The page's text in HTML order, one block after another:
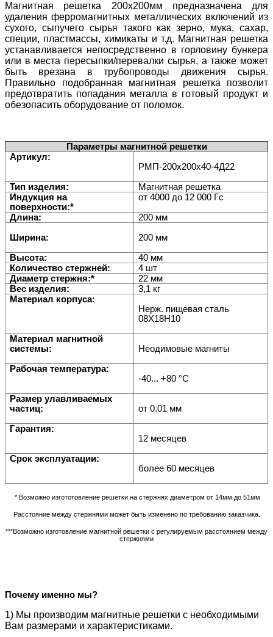
Магнитная решетка 200х200мм предназначена для
удаления ферромагнитных металлических включений из
сухого, сыпучего сырья такого как зерно, мука, сахар,
специи, пластмассы, химикаты и т.д. Магнитная решетка
устанавливается непосредственно в горловину бункера
или в места пересыпки/перевалки сырья, а также может
быть врезана в трубопроводы движения сырья.
Правильно подобранная магнитная решетка позволит
предотвратить попадания металла в готовый продукт и
обезопасить оборудование от поломок.
Параметры магнитной решетки
Артикул:
РМП-200х200х40-4Д22
Тип изделия:
Магнитная решетка
Индукция на
поверхности:*
от 4000 до 12 000 Гс
Длина: 200 мм
Ширина: 200 мм
Высота:
40 мм
Количество стержней:
4 шт
Диаметр стержня:*
22 мм
Вес изделия:
3,1 кг
Материал корпуса:
Нерж. пищевая сталь
08Х18H10
Материал магнитной
системы:
Неодимовые магниты
Рабочая температура:
-40... +80 °С
Размер улавливаемых
частиц:
от 0.01 мм
Гарантия:
12 месяцев
Срок эксплуатации:
более 60 месяцев
* Возможно изгототовление решетки на стержнях диаметром от 14мм до 51мм
Расстояние между стержнями может быть изменено по требованию заказчика.
***Возможно изготовление магнитной решетки с регулируемым расстоянием между
стержнями
Почему именно мы?
1) Мы производим магнитные решетки с необходимыми
Вам размерами и характеристиками.